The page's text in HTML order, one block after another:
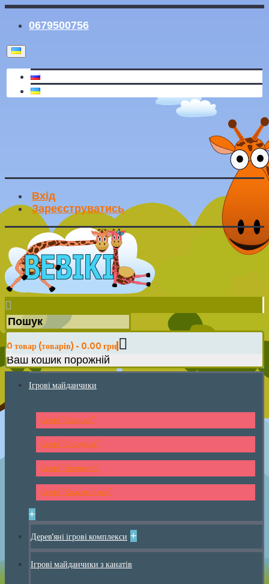
0679500756
Вхід
Зареєструватись
0 товар (товарів) - 0.00 грн
Ваш кошик порожній
Ігрові майданчики
Серія "Классик"
Серія "Стандарт"
Серія "Крепость"
Серія "Красный мак"
+
Дерев'яні ігрові комплекси +
Ігрові майданчики з канатів